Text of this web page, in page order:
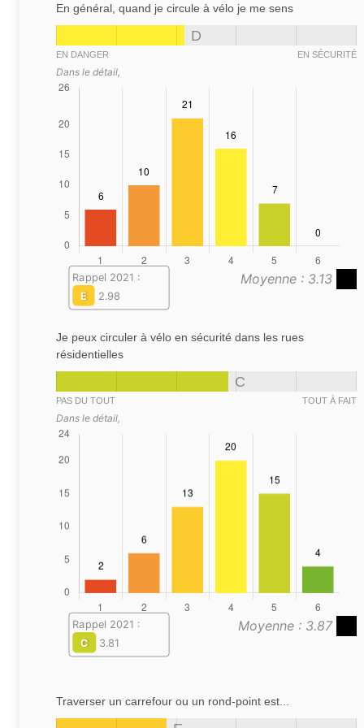
En général, quand je circule à vélo je me sens
D
EN DANGER EN SÉCURITÉ
Dans le détail,
Moyenne : 3.13
Rappel 2021 :
E
2.98
Je peux circuler à vélo en sécurité dans les rues
résidentielles
C
PAS DU TOUT TOUT À FAIT
Dans le détail,
Moyenne : 3.87
Rappel 2021 :
C
3.81
Traverser un carrefour ou un rond-point est...